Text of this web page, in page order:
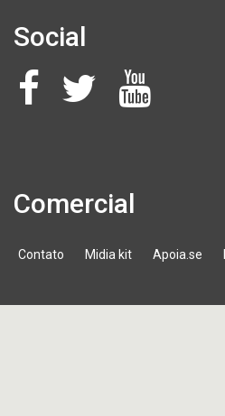
Social
Comercial
Contato Midia kit Apoia.se